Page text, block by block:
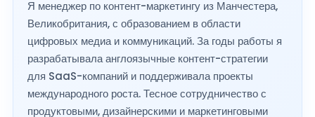
Я менеджер по контент-маркетингу из Манчестера,
Великобритания, с образованием в области
цифровых медиа и коммуникаций. За годы работы я
разрабатывала англоязычные контент-стратегии
для SaaS-компаний и поддерживала проекты
международного роста. Тесное сотрудничество с
продуктовыми, дизайнерскими и маркетинговыми